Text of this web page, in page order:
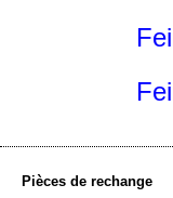
Pièces de rechange